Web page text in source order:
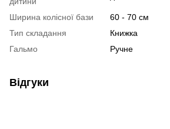
Ширина колісної бази
60 - 70 см
Тип складання
Книжка
Гальмо
Ручне
Відгуки